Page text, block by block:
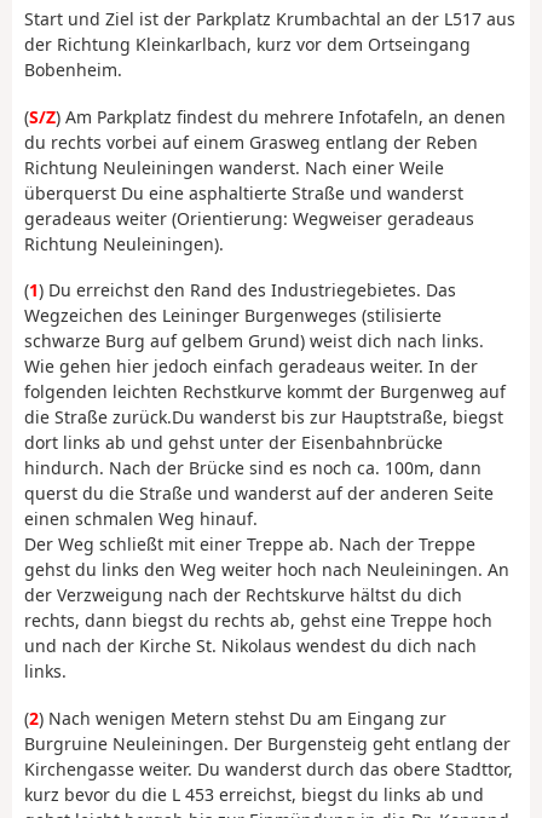
Start und Ziel ist der Parkplatz Krumbachtal an der L517 aus
der Richtung Kleinkarlbach, kurz vor dem Ortseingang
Bobenheim.
(S/Z) Am Parkplatz findest du mehrere Infotafeln, an denen
du rechts vorbei auf einem Grasweg entlang der Reben
Richtung Neuleiningen wanderst. Nach einer Weile
überquerst Du eine asphaltierte Straße und wanderst
geradeaus weiter (Orientierung: Wegweiser geradeaus
Richtung Neuleiningen).
(1) Du erreichst den Rand des Industriegebietes. Das
Wegzeichen des Leininger Burgenweges (stilisierte
schwarze Burg auf gelbem Grund) weist dich nach links.
Wie gehen hier jedoch einfach geradeaus weiter. In der
folgenden leichten Rechstkurve kommt der Burgenweg auf
die Straße zurück.Du wanderst bis zur Hauptstraße, biegst
dort links ab und gehst unter der Eisenbahnbrücke
hindurch. Nach der Brücke sind es noch ca. 100m, dann
querst du die Straße und wanderst auf der anderen Seite
einen schmalen Weg hinauf.
Der Weg schließt mit einer Treppe ab. Nach der Treppe
gehst du links den Weg weiter hoch nach Neuleiningen. An
der Verzweigung nach der Rechtskurve hältst du dich
rechts, dann biegst du rechts ab, gehst eine Treppe hoch
und nach der Kirche St. Nikolaus wendest du dich nach
links.
(2) Nach wenigen Metern stehst Du am Eingang zur
Burgruine Neuleiningen. Der Burgensteig geht entlang der
Kirchengasse weiter. Du wanderst durch das obere Stadttor,
kurz bevor du die L 453 erreichst, biegst du links ab und